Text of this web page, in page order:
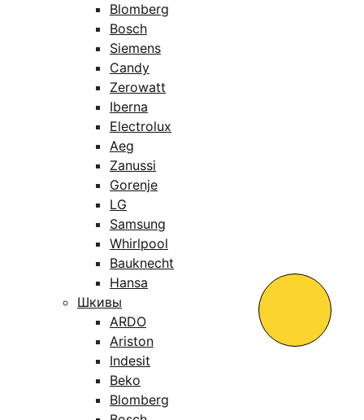
Blomberg
Bosch
Siemens
Candy
Zerowatt
Iberna
Electrolux
Aeg
Zanussi
Gorenje
LG
Samsung
Whirlpool
Bauknecht
Hansa
Шкивы
ARDO
Ariston
Indesit
Beko
Blomberg